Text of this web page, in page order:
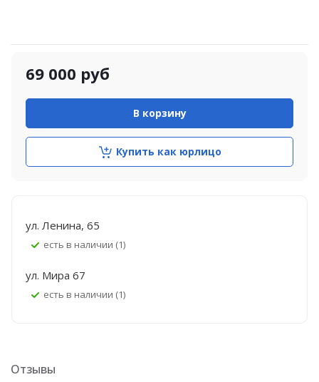
69 000 руб
В корзину
Купить как юрлицо
ул. Ленина, 65
Есть в наличии (1)
ул. Мира 67
Есть в наличии (1)
Отзывы